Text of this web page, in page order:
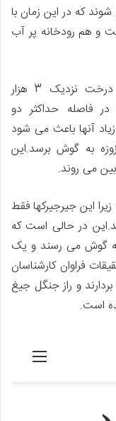
که در این زمان با
و هم رودخانه پر آب
در این شرایط ممکن است بر روی هر درخت نزدیک 3 هزار
فاصله حداکثر دو
آنها باعث می شود
به گوش برسد.این
این جیرجیرکها فقط
در حالی است که
گوش می رسند و یک
فراوان کارشناسان
و راز جنگل جیغ
است.